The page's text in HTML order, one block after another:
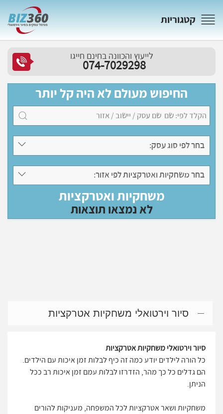
קטגוריות
לייעוץ והכוונה בחינם חייגו
074-7029298
החיפוש מעולם לא היה קל יותר
בחר לפי סוג עסק:
בחר משחקיות ואטרקציות לפי אזור:
משחקיות ואטרקציות
לא נמצאו תוצאות
סיור וירטואלי משחקיות אטרקציות
סיור וירטואלי משחקיות אטרקציות
כל הורה לילדים יודע כמה זה כיף לבלות זמן איכות עם הילדים.
הם גדלים כל כך מהר, הזדרזו לבלות עמם זמן איכות רב ככל
הניתן.
משחקיות ושאר אטרקציות לכל המשפחה, מעניקות להורים